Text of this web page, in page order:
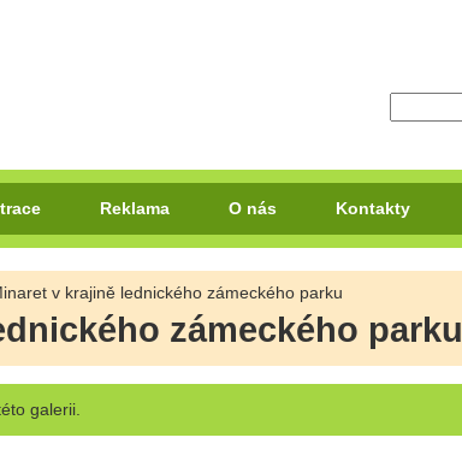
Reklama O nás Kontakty
v krajině lednického zámeckého parku
zámeckého parku
galerii.